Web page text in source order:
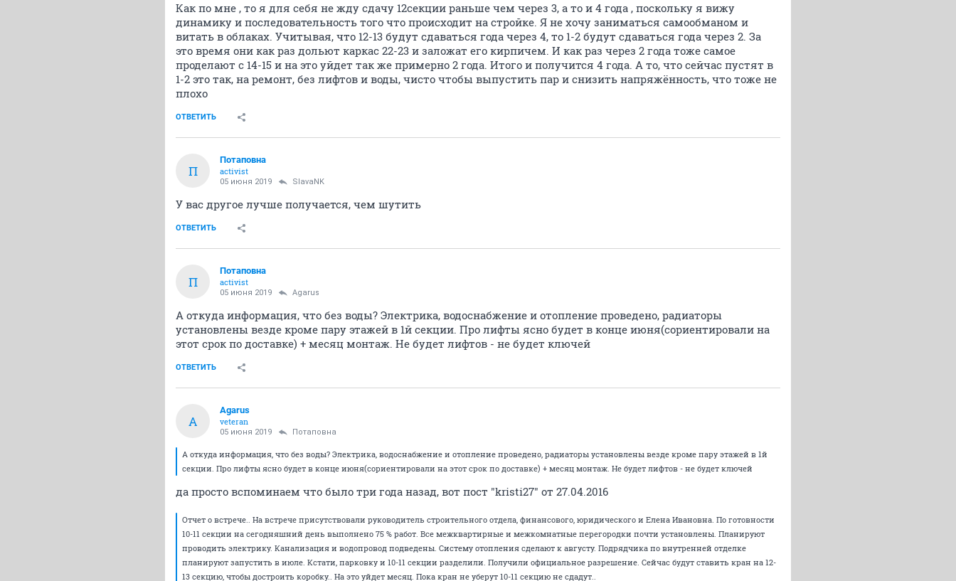
Как по мне , то я для себя не жду сдачу 12секции раньше чем через 3, а то и 4 года , поскольку я вижу
динамику и последовательность того что происходит на стройке. Я не хочу заниматься самообманом и
витать в облаках. Учитывая, что 12-13 будут сдаваться года через 4, то 1-2 будут сдаваться года через 2. За
это время они как раз дольют каркас 22-23 и заложат его кирпичем. И как раз через 2 года тоже самое
проделают с 14-15 и на это уйдет так же примерно 2 года. Итого и получится 4 года. А то, что сейчас пустят в
1-2 это так, на ремонт, без лифтов и воды, чисто чтобы выпустить пар и снизить напряжённость, что тоже не
плохо
ОТВЕТИТЬ
П
Потаповна
activist
05 июня 2019 SlavaNK
У вас другое лучше получается, чем шутить
ОТВЕТИТЬ
П
Потаповна
activist
05 июня 2019 Agarus
А откуда информация, что без воды? Электрика, водоснабжение и отопление проведено, радиаторы
установлены везде кроме пару этажей в 1й секции. Про лифты ясно будет в конце июня(сориентировали на
этот срок по доставке) + месяц монтаж. Не будет лифтов - не будет ключей
ОТВЕТИТЬ
A
Agarus
veteran
05 июня 2019 Потаповна
А откуда информация, что без воды? Электрика, водоснабжение и отопление проведено, радиаторы установлены везде кроме пару этажей в 1й
секции. Про лифты ясно будет в конце июня(сориентировали на этот срок по доставке) + месяц монтаж. Не будет лифтов - не будет ключей
да просто вспоминаем что было три года назад, вот пост "kristi27" от 27.04.2016
Отчет о встрече.. На встрече присутствовали руководитель строительного отдела, финансового, юридического и Елена Ивановна. По готовности
10-11 секции на сегодняшний день выполнено 75 % работ. Все межквартирные и межкомнатные перегородки почти установлены. Планируют
проводить электрику. Канализация и водопровод подведены. Систему отопления сделают к августу. Подрядчика по внутренней отделке
планируют запустить в июле. Кстати, парковку и 10-11 секции разделили. Получили официальное разрешение. Сейчас будут ставить кран на 12-
13 секцию, чтобы достроить коробку.. На это уйдет месяц. Пока кран не уберут 10-11 секцию не сдадут..